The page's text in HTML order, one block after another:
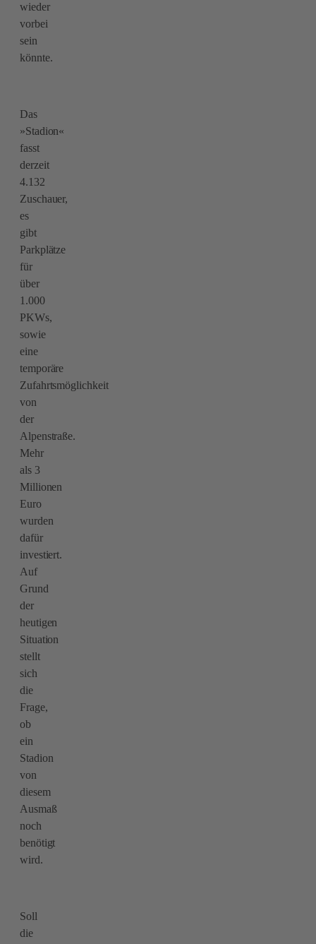
wieder
vorbei
sein
könnte.
Das
»Stadion«
fasst
derzeit
4.132
Zuschauer,
es
gibt
Parkplätze
für
über
1.000
PKWs,
sowie
eine
temporäre
Zufahrtsmöglichkeit
von
der
Alpenstraße.
Mehr
als 3
Millionen
Euro
wurden
dafür
investiert.
Auf
Grund
der
heutigen
Situation
stellt
sich
die
Frage,
ob
ein
Stadion
von
diesem
Ausmaß
noch
benötigt
wird.
Soll
die